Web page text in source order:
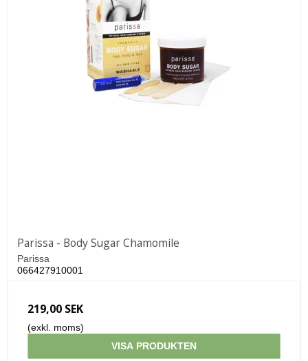
Parissa - Body Sugar Chamomile
Parissa
066427910001
219,00 SEK
(exkl. moms)
VISA PRODUKTEN